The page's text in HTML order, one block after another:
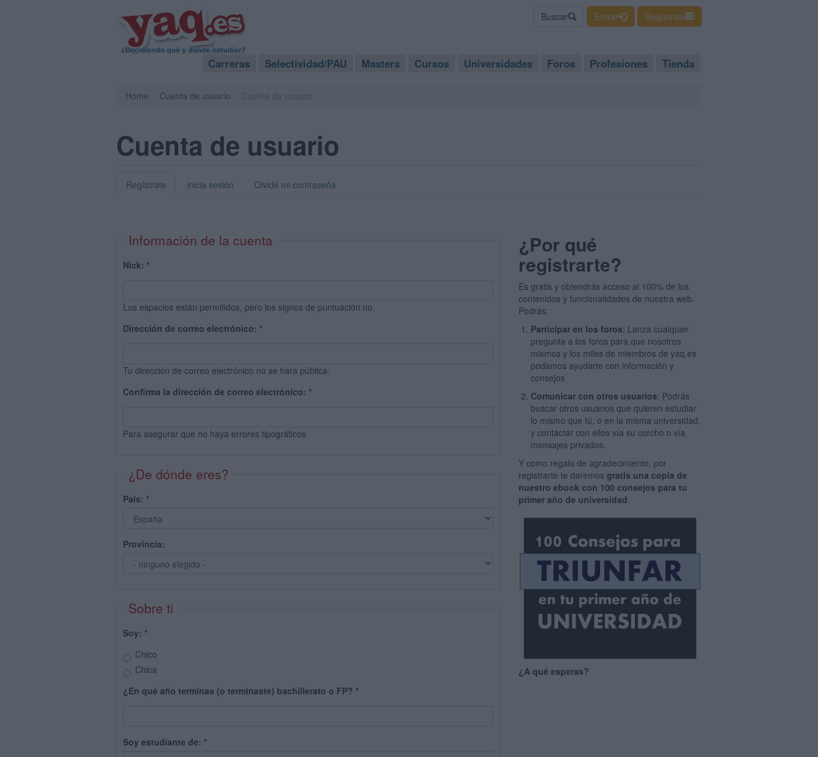
Buscar Entrar Regístrate
Carreras Selectividad/PAU Masters Cursos Universidades Foros Profesiones Tienda
Home Cuenta de usuario
Cuenta de usuario
Regístrate inicia sesión Olvidé mi contraseña
Información de la cuenta
Nick: *
Los espacios están permitidos, pero los signos de puntuación no.
Dirección de correo electrónico: *
Tu dirección de correo electrónico no se hará pública.
Confirma la dirección de correo electrónico: *
Para asegurar que no haya errores tipográficos
¿De dónde eres?
País: *
Provincia:
Sobre ti
Soy: *
Chico
Chica
¿En qué año terminas (o terminaste) bachillerato o FP? *
Soy estudiante de: *
¿Por qué
registrarte?
Es gratis y obtendrás acceso al 100% de los
contenidos y funcionalidades de nuestra web.
Podrás:
Participar en los foros: Lanza cualquier
pregunta a los foros para que nosotros
mismos y los miles de miembros de yaq.es
podamos ayudarte con información y
consejos
Comunicar con otros usuarios: Podrás
buscar otros usuarios que quieren estudiar
lo mismo que tú, o en la misma universidad,
y contactar con ellos vía su corcho o vía
mensajes privados.
Y como regalo de agradecimiento, por
registrarte te daremosgratis una copia de
nuestro ebook con 100 consejos para tu
primer año de universidad.
¿A qué esperas?